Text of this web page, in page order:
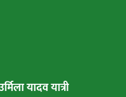
यादव यात्री